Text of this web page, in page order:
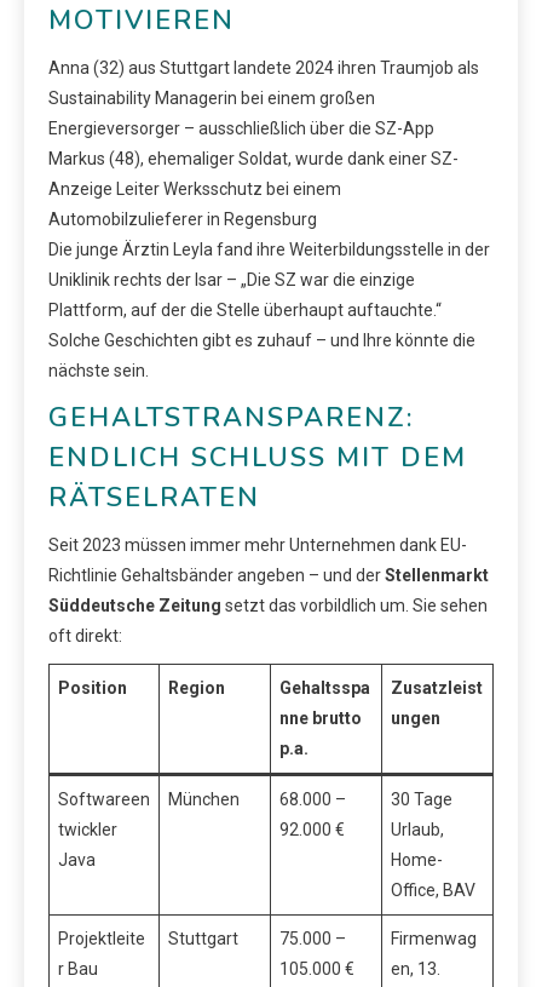
MOTIVIEREN
Anna (32) aus Stuttgart landete 2024 ihren Traumjob als
Sustainability Managerin bei einem großen
Energieversorger – ausschließlich über die SZ-App
Markus (48), ehemaliger Soldat, wurde dank einer SZ-
Anzeige Leiter Werksschutz bei einem
Automobilzulieferer in Regensburg
Die junge Ärztin Leyla fand ihre Weiterbildungsstelle in der
Uniklinik rechts der Isar – „Die SZ war die einzige
Plattform, auf der die Stelle überhaupt auftauchte.“
Solche Geschichten gibt es zuhauf – und Ihre könnte die
nächste sein.
GEHALTSTRANSPARENZ:
ENDLICH SCHLUSS MIT DEM
RÄTSELRATEN
Seit 2023 müssen immer mehr Unternehmen dank EU-
Richtlinie Gehaltsbänder angeben – und derStellenmarkt
Süddeutsche Zeitung setzt das vorbildlich um. Sie sehen
oft direkt:
Position Region
Gehaltsspa
nne brutto
p.a.
Zusatzleist
ungen
Softwareen
twickler
Java
München
68.000 –
92.000 €
30 Tage
Urlaub,
Home-
Office, BAV
Projektleite
r Bau
Stuttgart
75.000 –
105.000 €
Firmenwag
en, 13.